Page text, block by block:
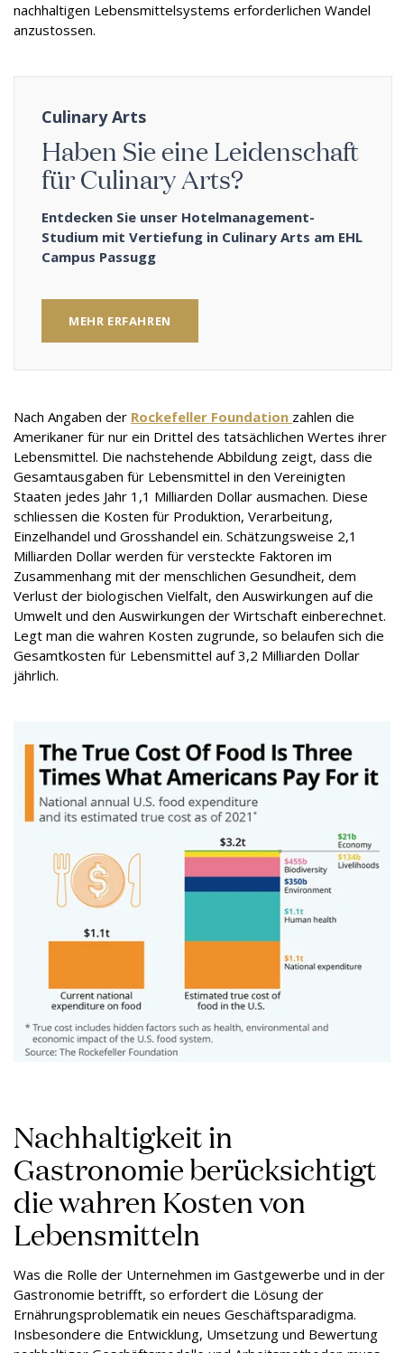
nachhaltigen Lebensmittelsystems erforderlichen Wandel
anzustossen.
Culinary Arts
Haben Sie eine Leidenschaft
für Culinary Arts?
Entdecken Sie unser Hotelmanagement-
Studium mit Vertiefung in Culinary Arts am EHL
Campus Passugg
MEHR ERFAHREN
Nach Angaben der Rockefeller Foundation zahlen die
Amerikaner für nur ein Drittel des tatsächlichen Wertes ihrer
Lebensmittel. Die nachstehende Abbildung zeigt, dass die
Gesamtausgaben für Lebensmittel in den Vereinigten
Staaten jedes Jahr 1,1 Milliarden Dollar ausmachen. Diese
schliessen die Kosten für Produktion, Verarbeitung,
Einzelhandel und Grosshandel ein. Schätzungsweise 2,1
Milliarden Dollar werden für versteckte Faktoren im
Zusammenhang mit der menschlichen Gesundheit, dem
Verlust der biologischen Vielfalt, den Auswirkungen auf die
Umwelt und den Auswirkungen der Wirtschaft einberechnet.
Legt man die wahren Kosten zugrunde, so belaufen sich die
Gesamtkosten für Lebensmittel auf 3,2 Milliarden Dollar
jährlich.
Nachhaltigkeit in
Gastronomie berücksichtigt
die wahren Kosten von
Lebensmitteln
Was die Rolle der Unternehmen im Gastgewerbe und in der
Gastronomie betrifft, so erfordert die Lösung der
Ernährungsproblematik ein neues Geschäftsparadigma.
Insbesondere die Entwicklung, Umsetzung und Bewertung